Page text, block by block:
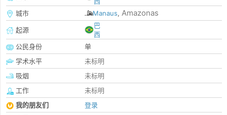
城市
Manaus, Amazonas
起源
巴
西
公民身份
单
学术水平
未标明
吸烟
未标明
工作
未标明
我的朋友们
登录